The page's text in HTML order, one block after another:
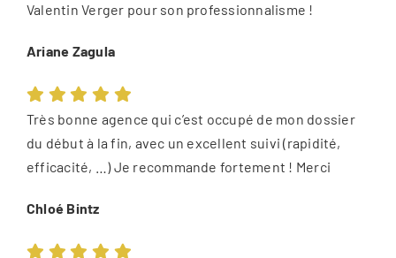
Valentin Verger pour son professionnalisme !
Ariane Zagula
Très bonne agence qui c’est occupé de mon dossier
du début à la fin, avec un excellent suivi (rapidité,
efficacité, …) Je recommande fortement ! Merci
Chloé Bintz